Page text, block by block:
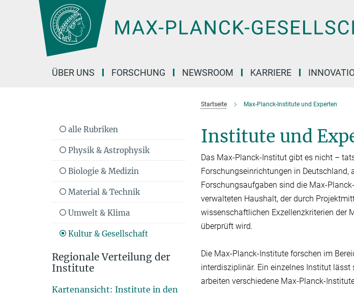
Hauptinhalt
ÜBER UNS FORSCHUNG NEWSROOM KARRIERE
Startseite Max-Planck-Institute und Experten
Institute und
Das Max-Planck-Institut gibt es nicht –
Forschungseinrichtungen in Deutschland,
Forschungsaufgaben sind die Max-
verwalteten Haushalt, der durch
wissen­schaftlichen Exzellenzkriterien der
überprüft wird.
Die Max-Planck-Institute forschen im
interdisziplinär. Ein einzelnes Institut
arbeiten verschiedene Max-Planck-
alle Rubriken
Physik & Astrophysik
Biologie & Medizin
Material & Technik
Umwelt & Klima
Kultur & Gesellschaft
Regionale Verteilung der
Institute
Kartenansicht: Institute in den